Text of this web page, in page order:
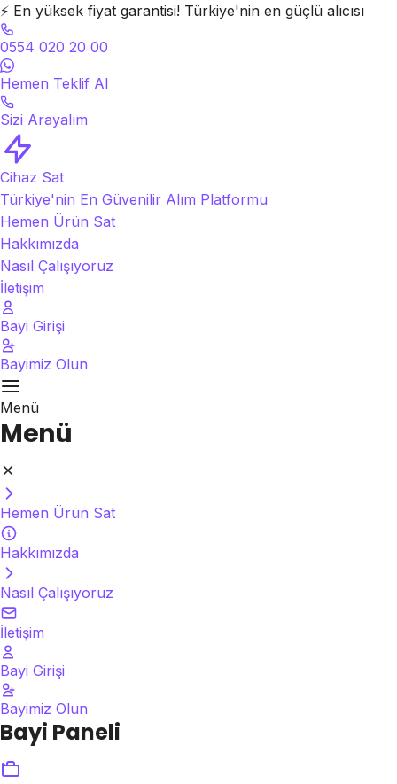
⚡ En yüksek fiyat garantisi! Türkiye'nin en güçlü alıcısı
0554 020 20 00
Hemen Teklif Al
Sizi Arayalım
Cihaz Sat
Türkiye'nin En Güvenilir Alım Platformu
Hemen Ürün Sat
Hakkımızda
Nasıl Çalışıyoruz
İletişim
Bayi Girişi
Bayimiz Olun
Menü
Menü
Hemen Ürün Sat
Hakkımızda
Nasıl Çalışıyoruz
İletişim
Bayi Girişi
Bayimiz Olun
Bayi Paneli